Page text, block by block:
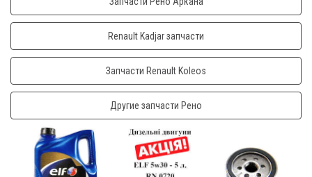
Renault Kadjar запчасти
Запчасти Renault Koleos
Другие запчасти Рено